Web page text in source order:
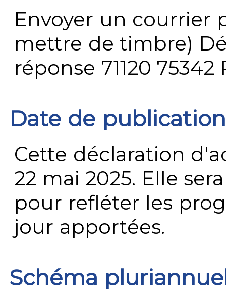
Envoyer un courrier
mettre de timbre)
réponse 71120 75342
Date de publication
Cette déclaration
22 mai 2025. Elle
pour refléter les
jour apportées.
Schéma